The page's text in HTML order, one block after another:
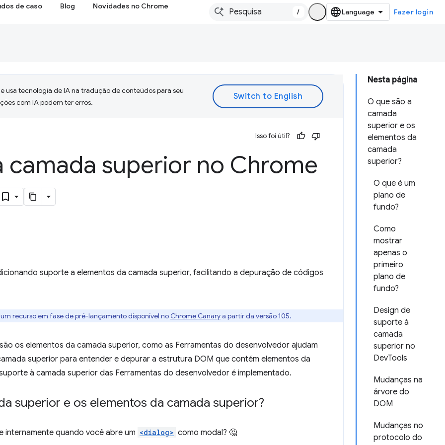
de caso Blog Novidades no Chrome
/ Fazer login
Nesta página
O que são a
camada
superior e os
elementos da
camada
superior?
O que é um
plano de
fundo?
Como
mostrar
apenas o
primeiro
plano de
fundo?
Design de
suporte à
camada
superior no
DevTools
Mudanças na
árvore do
DOM
Mudanças no
protocolo do
usa tecnologia de IA na tradução de conteúdos para seu
com IA podem ter erros.
Isso foi útil?
camada superior no Chrome
suporte a elementos da camada superior, facilitando a depuração de códigos
um recurso em fase de pré-lançamento disponível no Chrome Canarya partir da versão 105.
os elementos da camada superior, como as Ferramentas do desenvolvedor ajudam
superior para entender e depurar a estrutura DOM que contém elementos da
à camada superior das Ferramentas do desenvolvedor é implementado.
superior e os elementos da camada superior?
internamente quando você abre um <dialog> como modal? 🤔